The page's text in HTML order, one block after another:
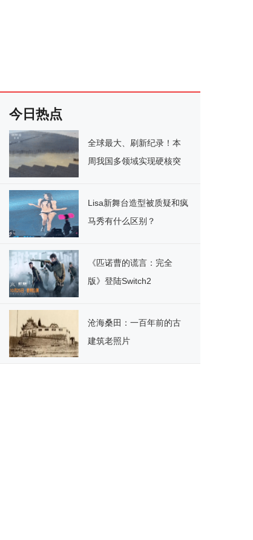
今日热点
全球最大、刷新纪录！本
周我国多领域实现硬核突
Lisa新舞台造型被质疑和疯
马秀有什么区别？
《匹诺曹的谎言：完全
版》登陆Switch2
沧海桑田：一百年前的古
建筑老照片